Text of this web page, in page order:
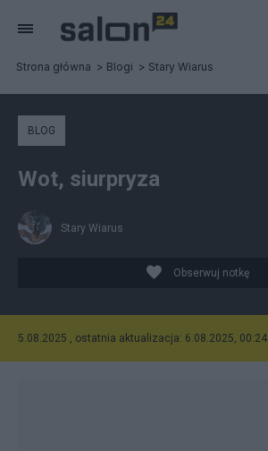
Strona główna Blogi Stary Wiarus
BLOG
Wot, siurpryza
Stary Wiarus
Obserwuj notkę
5.08.2025 , ostatnia aktualizacja: 6.08.2025, 00:24